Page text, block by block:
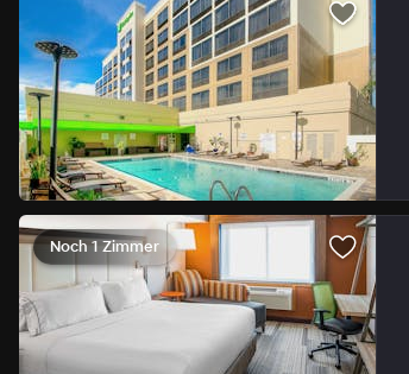
Noch 1 Zimmer